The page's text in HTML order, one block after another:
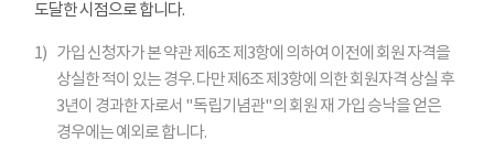
도달한 시점으로 합니다.
1) 가입 신청자가 본 약관 제6조 제3항에 의하여 이전에 회원 자격을
상실한 적이 있는 경우. 다만 제6조 제3항에 의한 회원자격 상실 후
3년이 경과한 자로서 "독립기념관"의 회원 재 가입 승낙을 얻은
경우에는 예외로 합니다.